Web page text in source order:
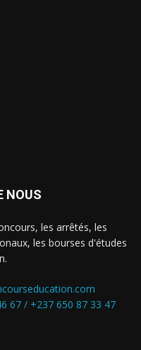
NOUS
les arrêtés, les
les bourses d'études
67 / +237 650 87 33 47